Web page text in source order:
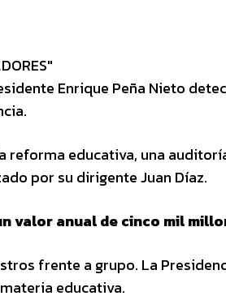
Enrique Peña Nieto
reforma educativa, una
por su dirigente Juan Díaz.
valor anual de cinco mil
frente a grupo. La
educativa.